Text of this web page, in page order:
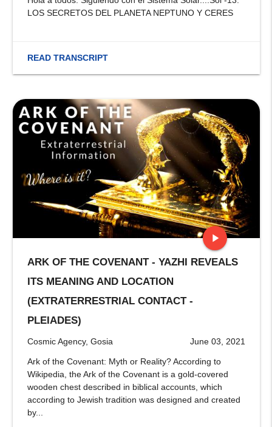
LOS SECRETOS DEL PLANETA NEPTUNO Y CERES
READ TRANSCRIPT
play_arrow
stop
ARK OF THE COVENANT - YAZHI REVEALS
ITS MEANING AND LOCATION
(EXTRATERRESTRIAL CONTACT -
PLEIADES)
Cosmic Agency, Gosia June 03, 2021
Ark of the Covenant: Myth or Reality? According to
Wikipedia, the Ark of the Covenant is a gold-covered
wooden chest described in biblical accounts, which
according to Jewish tradition was designed and created
by...